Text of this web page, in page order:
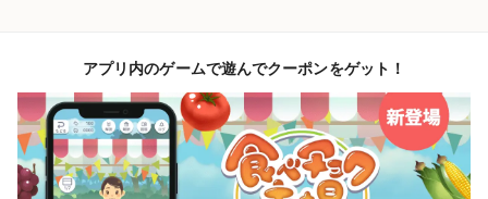
アプリ内のゲームで遊んでクーポンをゲット！